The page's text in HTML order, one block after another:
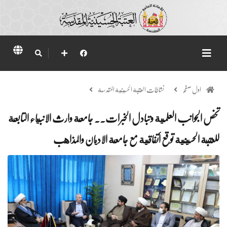
اول صفحہ نشاطات العتبة الحسينية المقدسة
تخص الجوانب العلمية وتبادل الخبرات.. جامعة وارث الانبياء التابعة
للعتبة الحسينية توقع أتفاقية مع جامعة الاديان والمذاهب